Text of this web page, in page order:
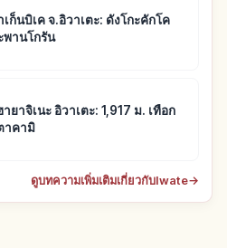
เก็นบิเค จ.อิวาเตะ: ดังโกะคักโค
พานโกรัน
ยาจิเนะ อิวาเตะ: 1,917 ม. เทือก
าคามิ
ดูบทความเพิ่มเติมเกี่ยวกับIwate→